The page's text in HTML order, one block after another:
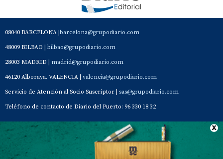
08040 BARCELONA | barcelona@grupodiario.com
48009 BILBAO | bilbao@grupodiario.com
28003 MADRID | madrid@grupodiario.com
46120 Alboraya. VALENCIA | valencia@grupodiario.com
Servicio de Atención al Socio Suscriptor | sas@grupodiario.com
Teléfono de contacto de Diario del Puerto: 96 330 18 32
Contacto Aviso Legal Quiénes somos Política de privacidad